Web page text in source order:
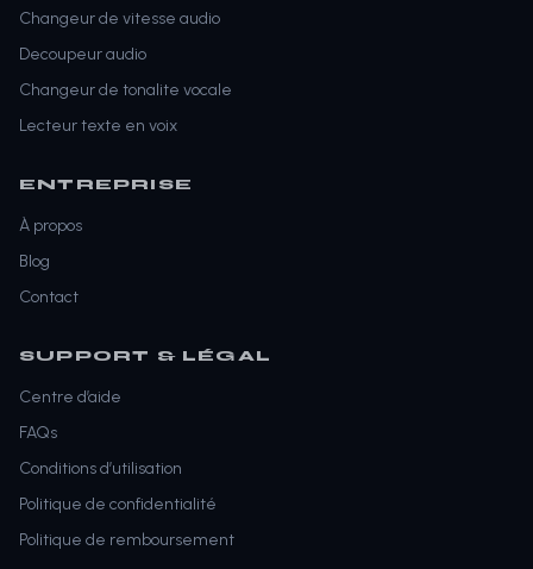
Changeur de vitesse audio
Decoupeur audio
Changeur de tonalite vocale
Lecteur texte en voix
ENTREPRISE
À propos
Blog
Contact
SUPPORT & LÉGAL
Centre d’aide
FAQs
Conditions d’utilisation
Politique de confidentialité
Politique de remboursement